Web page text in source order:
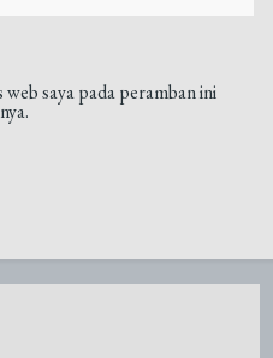
saya pada peramban ini